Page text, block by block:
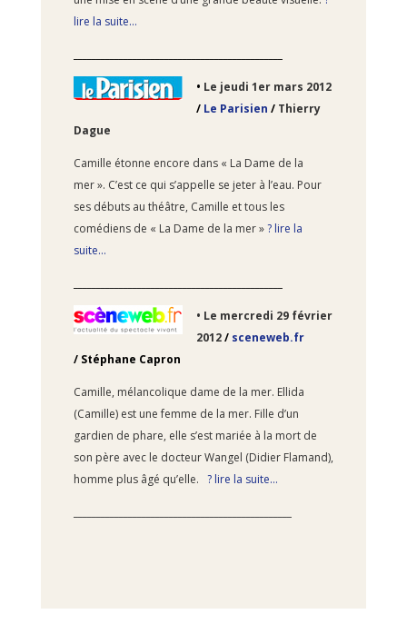
lire la suite…
• Le jeudi 1er mars 2012
/ Le Parisien / Thierry
Dague
Camille étonne encore dans « La Dame de la
mer ». C’est ce qui s’appelle se jeter à l’eau. Pour
ses débuts au théâtre, Camille et tous les
comédiens de « La Dame de la mer »? lire la
suite…
• Le mercredi 29 février
2012/ sceneweb.fr
/ Stéphane Capron
Camille, mélancolique dame de la mer. Ellida
(Camille) est une femme de la mer. Fille d’un
gardien de phare, elle s’est mariée à la mort de
son père avec le docteur Wangel (Didier Flamand),
homme plus âgé qu’elle. ? lire la suite…